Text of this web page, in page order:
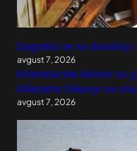
Dogodilo se na današnji
avgust 7, 2026
Kilometarske kolone na
Višesatno čekanje na
avgust 7, 2026